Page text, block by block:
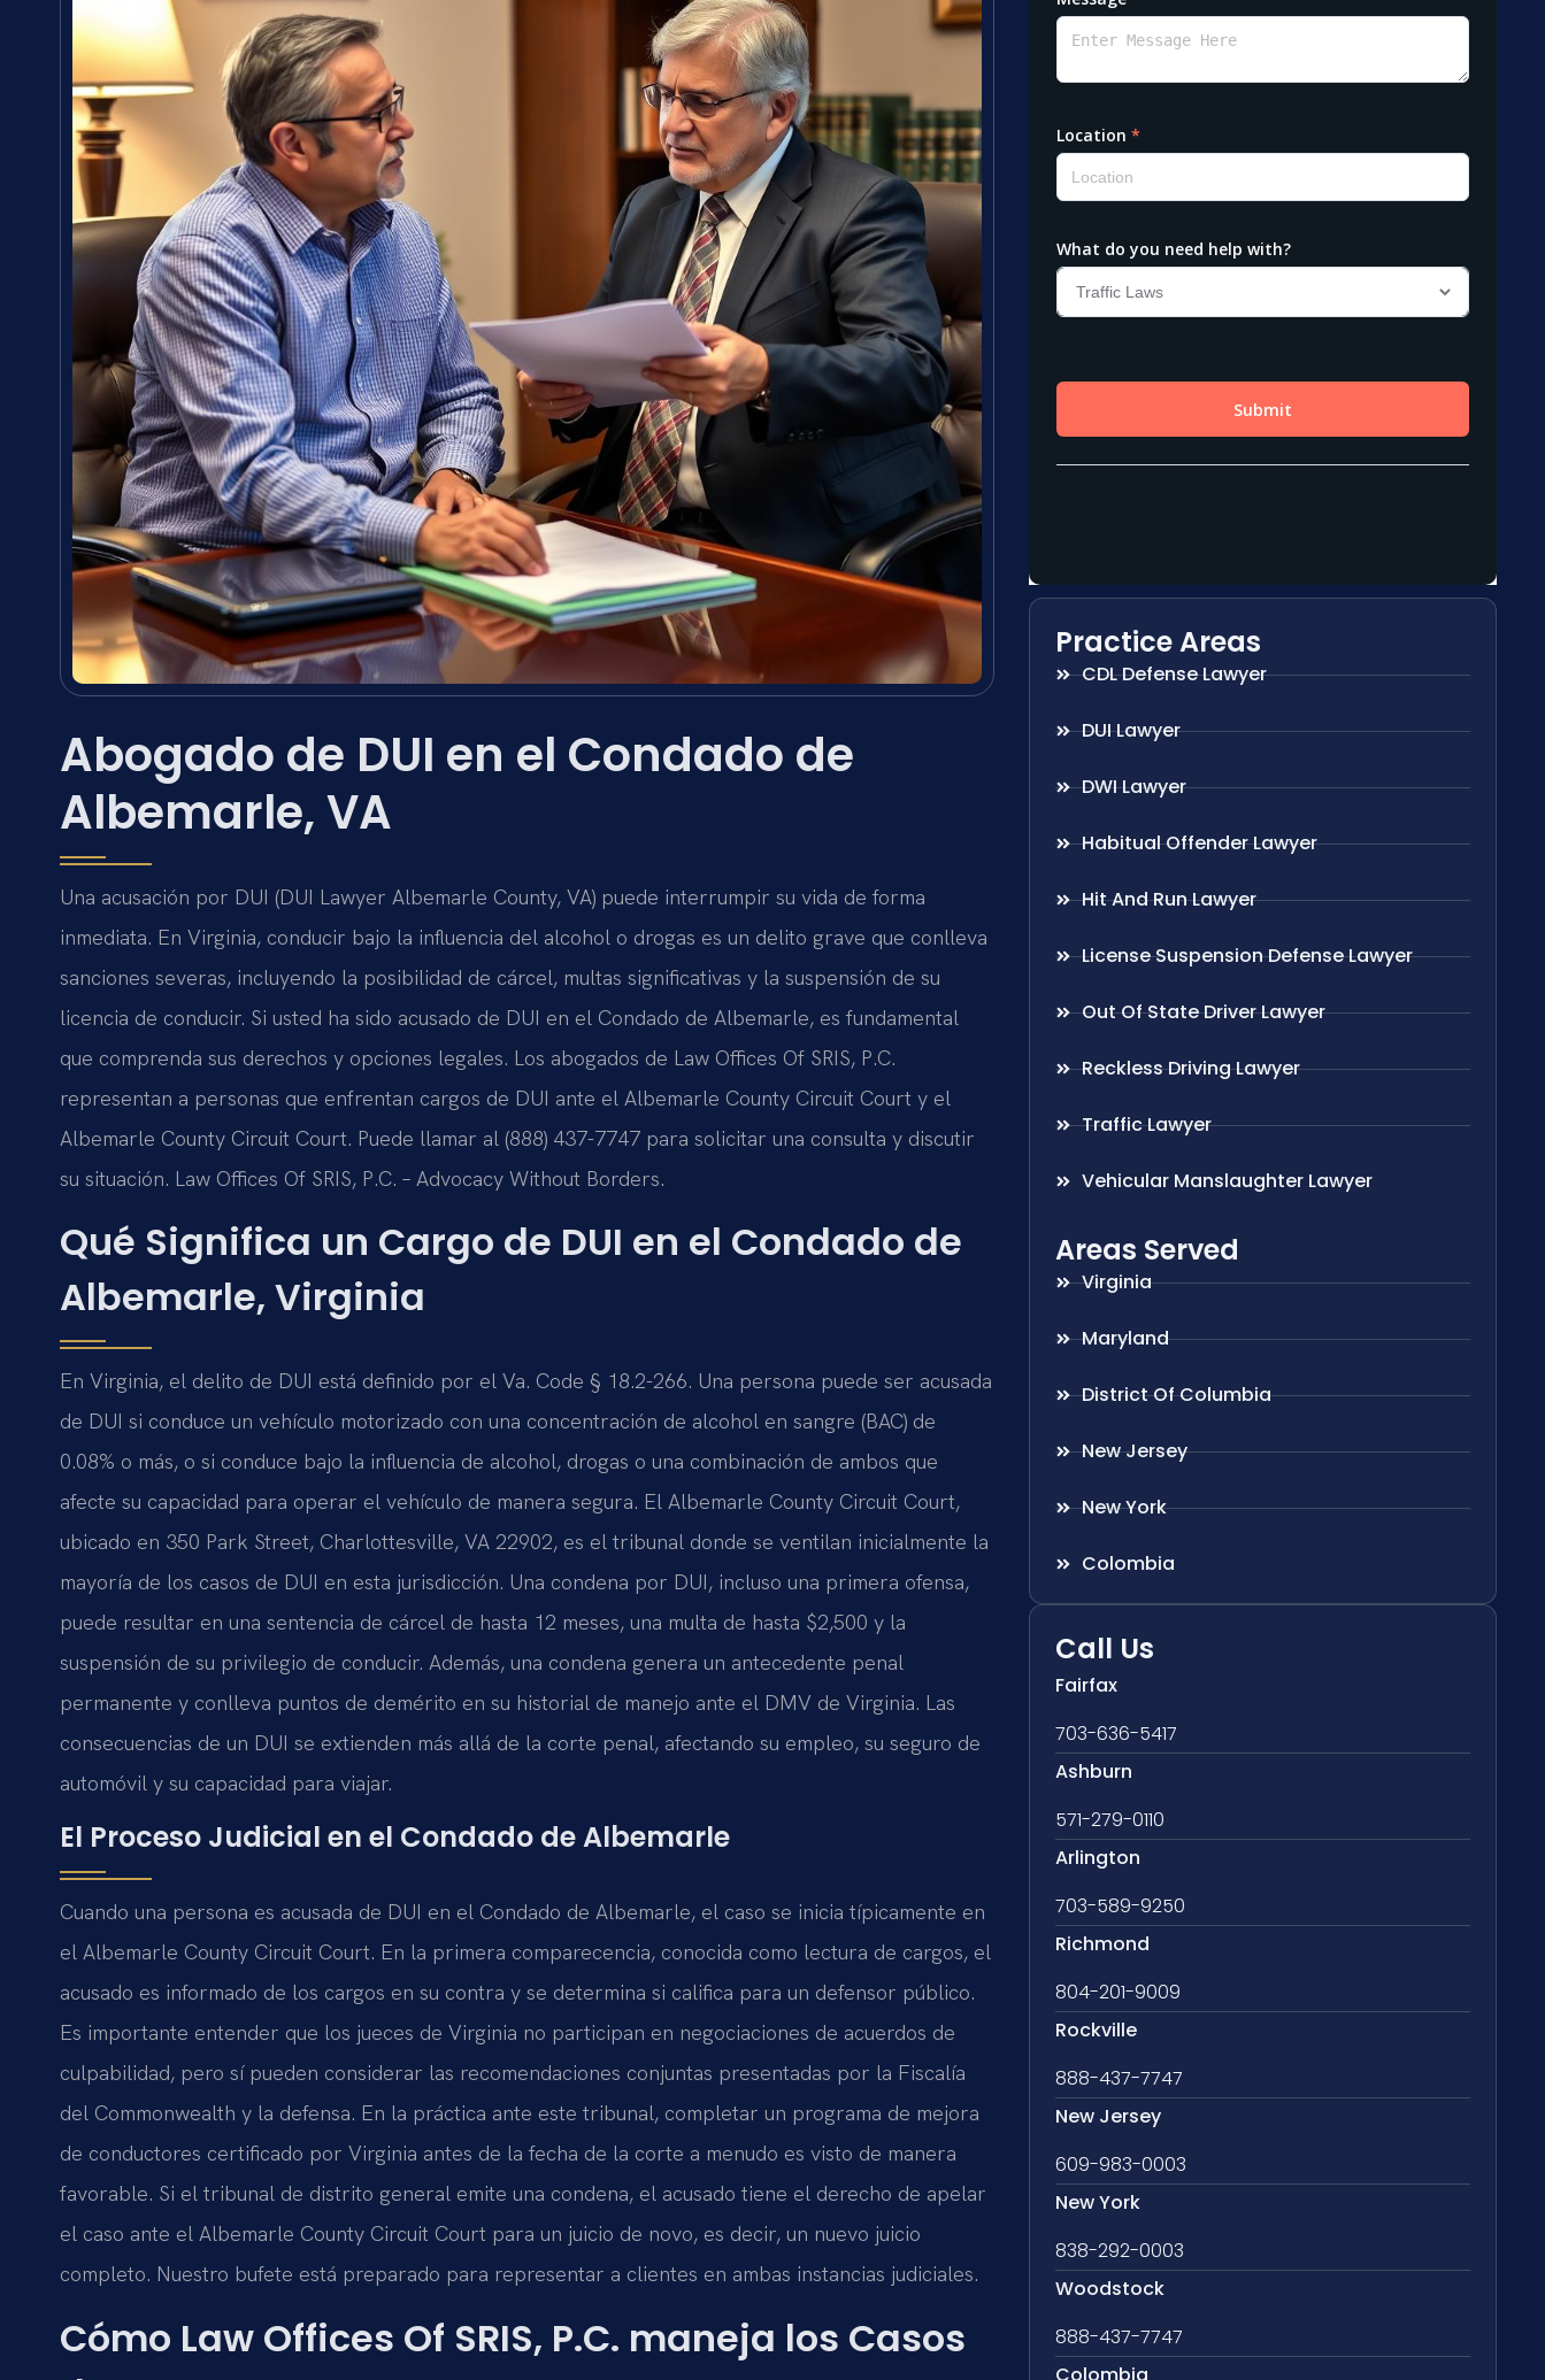
Abogado de DUI en el Condado de
Albemarle, VA
Una acusación por DUI (DUI Lawyer Albemarle County, VA) puede interrumpir su vida de forma
inmediata. En Virginia, conducir bajo la influencia del alcohol o drogas es un delito grave que conlleva
sanciones severas, incluyendo la posibilidad de cárcel, multas significativas y la suspensión de su
licencia de conducir. Si usted ha sido acusado de DUI en el Condado de Albemarle, es fundamental
que comprenda sus derechos y opciones legales. Los abogados de Law Offices Of SRIS, P.C.
representan a personas que enfrentan cargos de DUI ante el Albemarle County Circuit Court y el
Albemarle County Circuit Court. Puede llamar al (888) 437-7747 para solicitar una consulta y discutir
su situación. Law Offices Of SRIS, P.C. – Advocacy Without Borders.
Qué Significa un Cargo de DUI en el Condado de
Albemarle, Virginia
En Virginia, el delito de DUI está definido por el Va. Code § 18.2-266. Una persona puede ser acusada
de DUI si conduce un vehículo motorizado con una concentración de alcohol en sangre (BAC) de
0.08% o más, o si conduce bajo la influencia de alcohol, drogas o una combinación de ambos que
afecte su capacidad para operar el vehículo de manera segura. El Albemarle County Circuit Court,
ubicado en 350 Park Street, Charlottesville, VA 22902, es el tribunal donde se ventilan inicialmente la
mayoría de los casos de DUI en esta jurisdicción. Una condena por DUI, incluso una primera ofensa,
puede resultar en una sentencia de cárcel de hasta 12 meses, una multa de hasta $2,500 y la
suspensión de su privilegio de conducir. Además, una condena genera un antecedente penal
permanente y conlleva puntos de demérito en su historial de manejo ante el DMV de Virginia. Las
consecuencias de un DUI se extienden más allá de la corte penal, afectando su empleo, su seguro de
automóvil y su capacidad para viajar.
El Proceso Judicial en el Condado de Albemarle
Cuando una persona es acusada de DUI en el Condado de Albemarle, el caso se inicia típicamente en
el Albemarle County Circuit Court. En la primera comparecencia, conocida como lectura de cargos, el
acusado es informado de los cargos en su contra y se determina si califica para un defensor público.
Es importante entender que los jueces de Virginia no participan en negociaciones de acuerdos de
culpabilidad, pero sí pueden considerar las recomendaciones conjuntas presentadas por la Fiscalía
del Commonwealth y la defensa. En la práctica ante este tribunal, completar un programa de mejora
de conductores certificado por Virginia antes de la fecha de la corte a menudo es visto de manera
favorable. Si el tribunal de distrito general emite una condena, el acusado tiene el derecho de apelar
el caso ante el Albemarle County Circuit Court para un juicio de novo, es decir, un nuevo juicio
completo. Nuestro bufete está preparado para representar a clientes en ambas instancias judiciales.
Cómo Law Offices Of SRIS, P.C. maneja los Casos
Practice Areas
CDL Defense Lawyer
DUI Lawyer
DWI Lawyer
Habitual Offender Lawyer
Hit And Run Lawyer
License Suspension Defense Lawyer
Out Of State Driver Lawyer
Reckless Driving Lawyer
Traffic Lawyer
Vehicular Manslaughter Lawyer
Areas Served
Virginia
Maryland
District Of Columbia
New Jersey
New York
Colombia
Call Us
Fairfax
703-636-5417
Ashburn
571-279-0110
Arlington
703-589-9250
Richmond
804-201-9009
Rockville
888-437-7747
New Jersey
609-983-0003
New York
838-292-0003
Woodstock
888-437-7747